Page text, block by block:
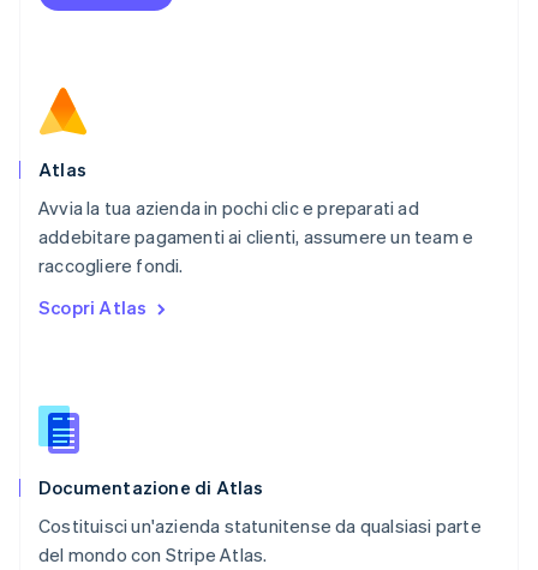
Atlas
Avvia la tua azienda in pochi clic e preparati ad
addebitare pagamenti ai clienti, assumere un team e
raccogliere fondi.
Scopri Atlas
Documentazione di Atlas
Costituisci un'azienda statunitense da qualsiasi parte
del mondo con Stripe Atlas.
English
Portogallo
Português
English简体中文
Regno Unito
English
English
English
Slovacchia
Slovenia
Spagna
Español English